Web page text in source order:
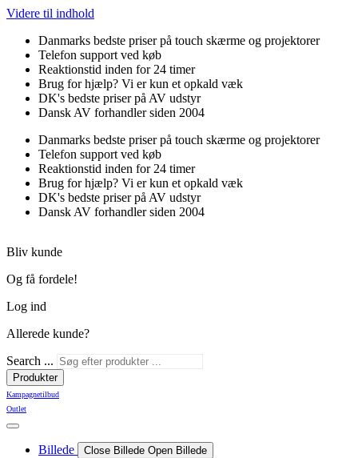
Videre til indhold
Danmarks bedste priser på touch skærme og projektorer
Telefon support ved køb
Reaktionstid inden for 24 timer
Brug for hjælp? Vi er kun et opkald væk
DK's bedste priser på AV udstyr
Dansk AV forhandler siden 2004
Danmarks bedste priser på touch skærme og projektorer
Telefon support ved køb
Reaktionstid inden for 24 timer
Brug for hjælp? Vi er kun et opkald væk
DK's bedste priser på AV udstyr
Dansk AV forhandler siden 2004
Bliv kunde
Og få fordele!
Log ind
Allerede kunde?
Search ...
Produkter
Kampagnetilbud
Outlet
Billede Close Billede Open Billede